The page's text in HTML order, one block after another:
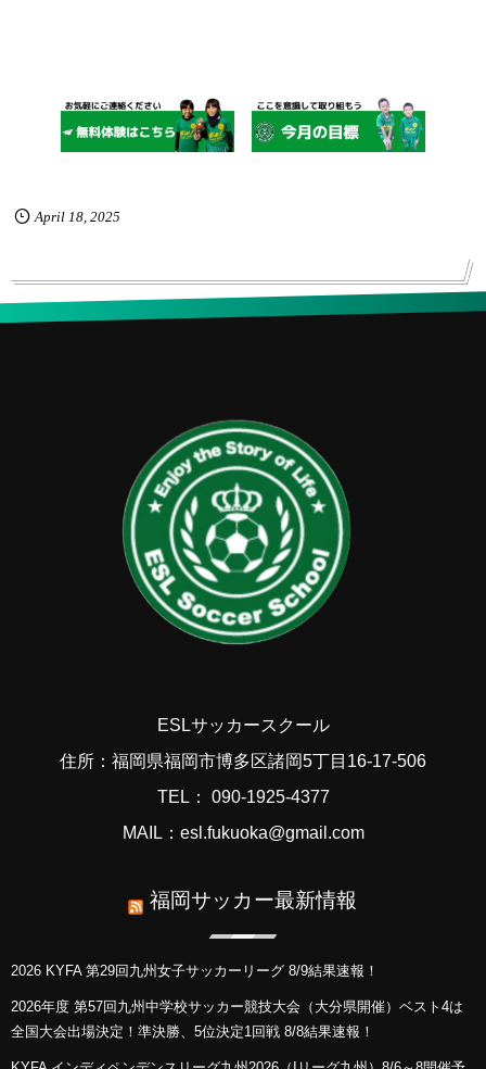
April 18, 2025
ESLサッカースクール
住所：福岡県福岡市博多区諸岡5丁目16-17-506
TEL： 090-1925-4377
MAIL：esl.fukuoka@gmail.com
福岡サッカー最新情報
2026 KYFA 第29回九州女子サッカーリーグ 8/9結果速報！
2026年度 第57回九州中学校サッカー競技大会（大分県開催）ベスト4は
全国大会出場決定！準決勝、5位決定1回戦 8/8結果速報！